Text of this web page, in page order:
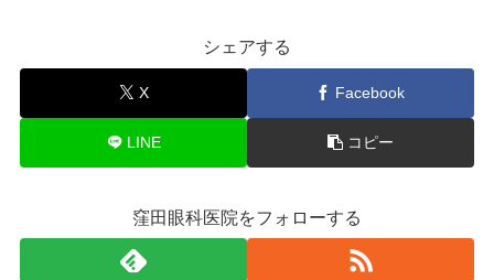
シェアする
X Facebook
LINE コピー
窪田眼科医院をフォローする